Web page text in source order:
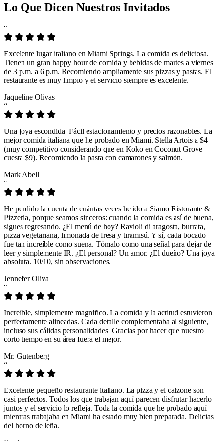
Lo Que Dicen Nuestros Invitados
“
Excelente lugar italiano en Miami Springs. La comida es deliciosa.
Tienen un gran happy hour de comida y bebidas de martes a viernes
de 3 p.m. a 6 p.m. Recomiendo ampliamente sus pizzas y pastas. El
restaurante es muy limpio y el servicio siempre es excelente.
Jaqueline Olivas
“
Una joya escondida. Fácil estacionamiento y precios razonables. La
mejor comida italiana que he probado en Miami. Stella Artois a $4
(muy competitivo considerando que en Koko en Coconut Grove
cuesta $9). Recomiendo la pasta con camarones y salmón.
Mark Abell
“
He perdido la cuenta de cuántas veces he ido a Siamo Ristorante &
Pizzeria, porque seamos sinceros: cuando la comida es así de buena,
sigues regresando. ¿El menú de hoy? Ravioli di aragosta, burrata,
pizza vegetariana, limonada de fresa y tiramisú. Y sí, cada bocado
fue tan increíble como suena. Tómalo como una señal para dejar de
leer y simplemente IR. ¿El personal? Un amor. ¿El dueño? Una joya
absoluta. 10/10, sin observaciones.
Jennefer Oliva
“
Increíble, simplemente magnífico. La comida y la actitud estuvieron
perfectamente alineadas. Cada detalle complementaba al siguiente,
incluso sus cálidas personalidades. Gracias por hacer que nuestro
corto tiempo en su área fuera el mejor.
Mr. Gutenberg
“
Excelente pequeño restaurante italiano. La pizza y el calzone son
casi perfectos. Todos los que trabajan aquí parecen disfrutar hacerlo
juntos y el servicio lo refleja. Toda la comida que he probado aquí
mientras trabajaba en Miami ha estado muy bien preparada. Delicias
del horno de leña.